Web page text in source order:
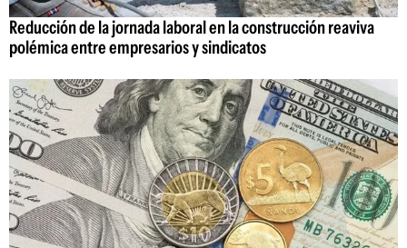
Reducción de la jornada laboral en la construcción reaviva
polémica entre empresarios y sindicatos